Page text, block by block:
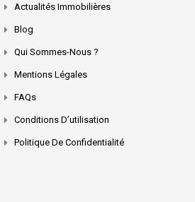
Actualités Immobilières
Blog
Qui Sommes-Nous ?
Mentions Légales
FAQs
Conditions D’utilisation
Politique De Confidentialité